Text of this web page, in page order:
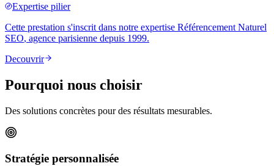
Expertise pilier
Cette prestation s'inscrit dans notre expertise Référencement Naturel
SEO, agence parisienne depuis 1999.
Decouvrir
Pourquoi nous choisir
Des solutions concrètes pour des résultats mesurables.
Stratégie personnalisée